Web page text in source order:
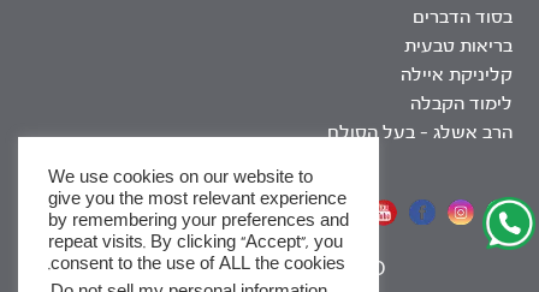
בסוד הדברים
בריאות טבעית
קליניקת איילה
לימוד הקבלה
הרב אשלג – בעל הסולם
אתר שומר שבת
SEO
|
We use cookies on our website to
give you the most relevant experience
by remembering your preferences and
repeat visits. By clicking “Accept”, you
consent to the use of ALL the cookies.